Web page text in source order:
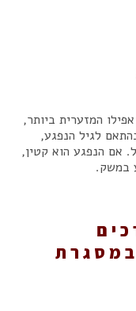
המזערית ביותר,
לגיל הנפגע,
אם הנפגע הוא קטין,
במשק.